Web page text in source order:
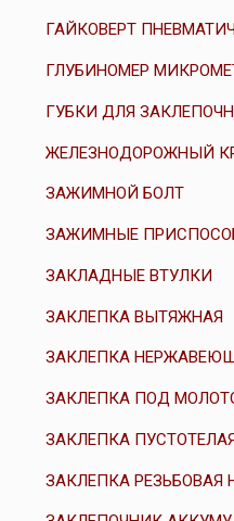
ГАЙКОВЕРТ
ГЛУБИНОМЕР
ГУБКИ ДЛЯ
ЖЕЛЕЗНОДОРОЖНЫЙ
ЗАЖИМНОЙ БОЛТ
ЗАЖИМНЫЕ
ЗАКЛАДНЫЕ ВТУЛКИ
ЗАКЛЕПКА ВЫТЯЖНАЯ
ЗАКЛЕПКА
ЗАКЛЕПКА ПОД
ЗАКЛЕПКА ПУСТОТЕЛАЯ
ЗАКЛЕПКА